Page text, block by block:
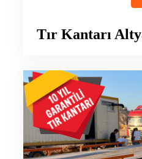
Tır Kantarı